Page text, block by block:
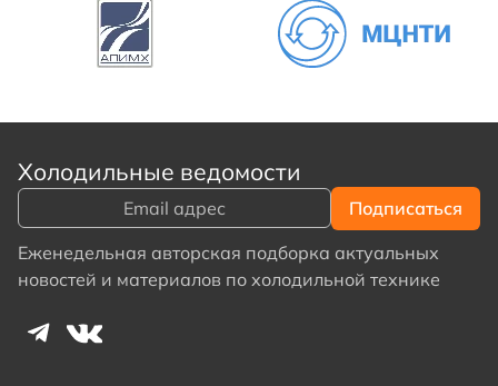
Холодильные ведомости
Еженедельная авторская подборка актуальных
новостей и материалов по холодильной технике